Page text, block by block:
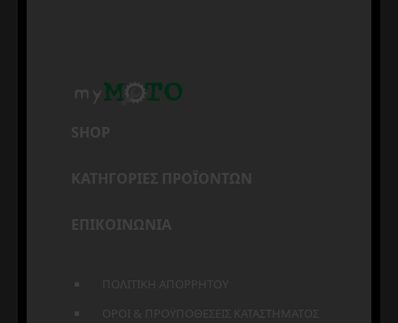
SHOP
ΚΑΤΗΓΟΡΙΕΣ ΠΡΟΪΟΝΤΩΝ
ΕΠΙΚΟΙΝΩΝΙΑ
ΠΟΛΙΤΙΚΗ ΑΠΟΡΡΗΤΟΥ
ΟΡΟΙ & ΠΡΟΫΠΟΘΕΣΕΙΣ ΚΑΤΑΣΤΗΜΑΤΟΣ